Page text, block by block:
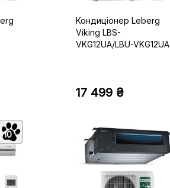
Кондиціонер Leberg
Viking LBS-
VKG12UA/LBU-VKG12UA
17 499 ₴
10